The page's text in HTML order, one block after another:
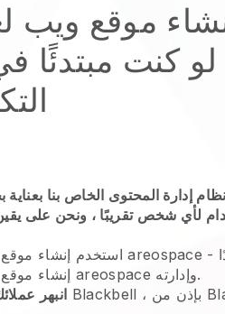
موقع ويب
كنت مبتدئًا
إدارة المحتوى الخاص بنا
استخدم
-
إنشاء موقع الأعمال هندسة areospace وإدارته.
انبهر Blackbell